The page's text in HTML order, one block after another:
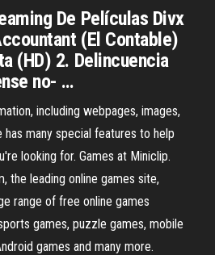
De Películas Divx
(El Contable)
(HD) 2. Delincuencia
no- …
including webpages, images,
has many special features to help
looking for. Games at Miniclip.
the leading online games site,
range of free online games
games, puzzle games, mobile
games and many more.